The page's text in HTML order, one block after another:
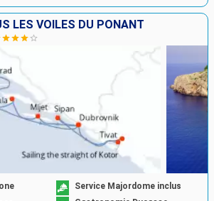
LES VOILES DU PONANT
Service Majordome inclus